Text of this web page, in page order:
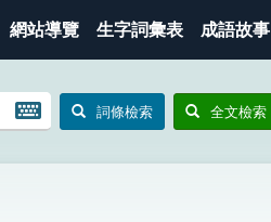
網站導覽 生字詞彙表 成語故事
開
鍵
詞條檢索 全文檢索